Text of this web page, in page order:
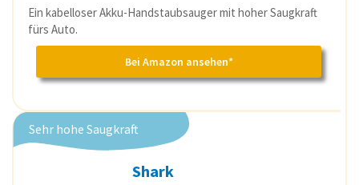
Ein kabelloser Akku-Handstaubsauger mit hoher Saugkraft
fürs Auto.
Bei Amazon ansehen*
Sehr hohe Saugkraft
Shark